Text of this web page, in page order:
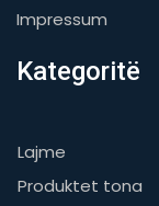
Impressum
Kategoritë
Lajme
Produktet tona